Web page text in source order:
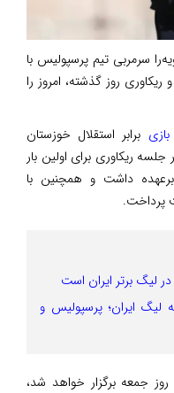
سرمربی تیم پرسپولیس با
ریکاوری روز گذشته، امروز را
بازی برابر استقلال خوزستان
ریکاوری برای اولین بار
داشت و همچنین با
پرداخت.
لیگ برتر ایران است
ایران؛ پرسپولیس و
جمعه برگزار خواهد شد،